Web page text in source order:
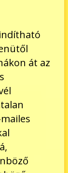
át az